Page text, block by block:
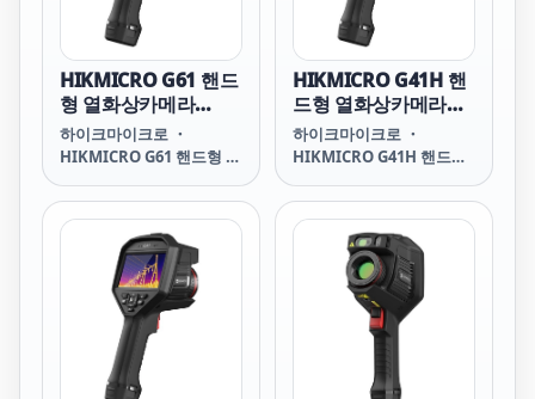
HIKMICRO G61 핸드
형 열화상카메라
(384x288)
하이크마이크로 ・
HIKMICRO G61 핸드형 열
Handheld Thermal
Camera G61 G61
HIKMICRO HIKMICRO
G61 G61 하이크마이크로
하이크마이크로 G61
HIKMICRO G41H 핸
드형 열화상카메라
(480x360)
하이크마이크로 ・
HIKMICRO G41H 핸드형
Handheld Thermal
Camera G41H G41H
HIKMICRO HIKMICRO
G41H G41H 하이크마이크
로 하이크마이크로 G41H